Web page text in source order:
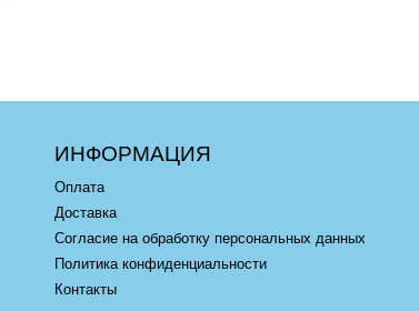
ИНФОРМАЦИЯ
Оплата
Доставка
Согласие на обработку персональных данных
Политика конфиденциальности
Контакты